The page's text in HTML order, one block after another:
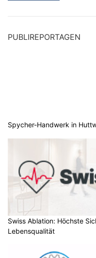
PUBLIREPORTAGEN
Spycher-Handwerk in
Swiss Ablation: Höchste
Lebensqualität